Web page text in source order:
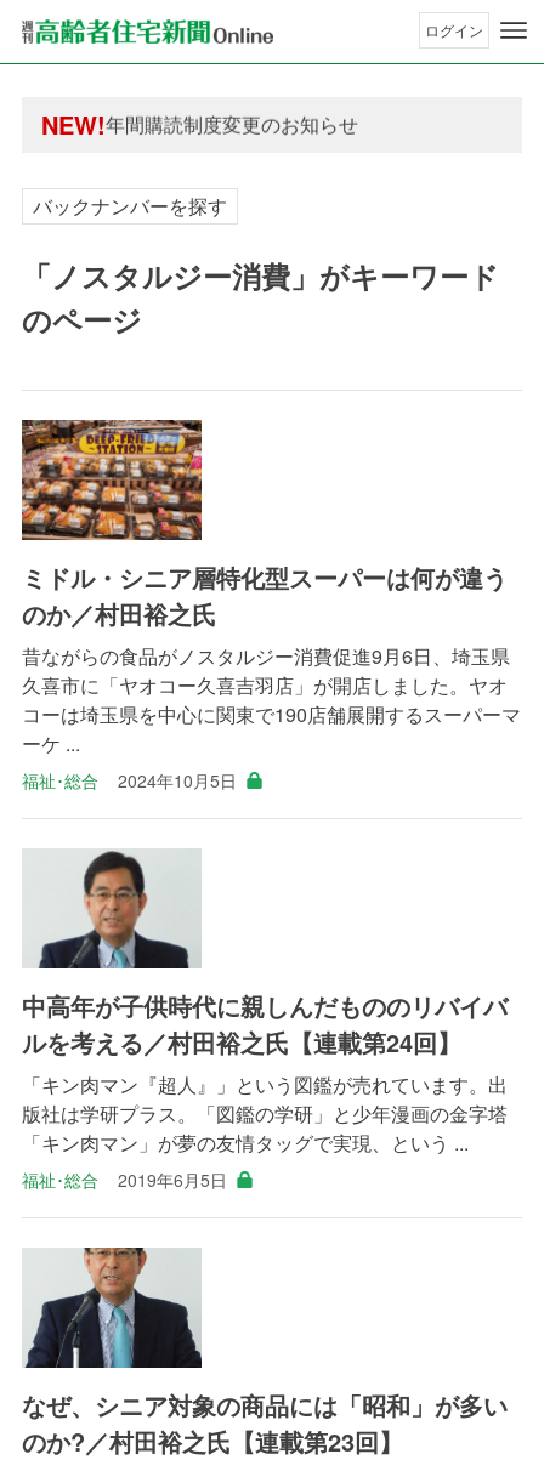
ログイン
NEW!
年間購読制度変更のお知らせ
高齢者住宅新聞 無料会員の皆様へ閲覧本数変更
高齢者住宅新聞 無料会員の皆様へ閲覧本数変更
バックナンバーを探す
「ノスタルジー消費」がキーワード
のページ
ミドル・シニア層特化型スーパーは何が違う
のか／村田裕之氏
昔ながらの食品がノスタルジー消費促進9月6日、埼玉県
久喜市に「ヤオコー久喜吉羽店」が開店しました。ヤオ
コーは埼玉県を中心に関東で190店舗展開するスーパーマ
ーケ ...
福祉･総合 2024年10月5日
中高年が子供時代に親しんだもののリバイバ
ルを考える／村田裕之氏【連載第24回】
「キン肉マン『超人』」という図鑑が売れています。出
版社は学研プラス。「図鑑の学研」と少年漫画の金字塔
「キン肉マン」が夢の友情タッグで実現、という ...
福祉･総合 2019年6月5日
なぜ、シニア対象の商品には「昭和」が多い
のか?／村田裕之氏【連載第23回】